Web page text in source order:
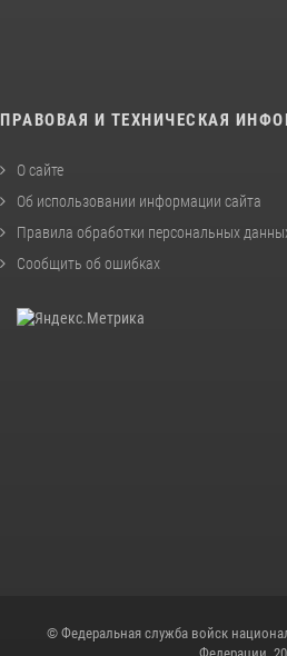
ПРАВОВАЯ И ТЕХНИЧЕСКАЯ
О сайте
Об использовании информации сайта
Правила обработки персональных
Сообщить об ошибках
© Федеральная служба войск